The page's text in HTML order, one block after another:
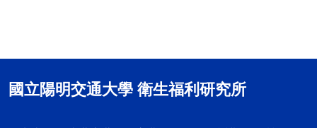
國立陽明交通大學 衛生福利研究所